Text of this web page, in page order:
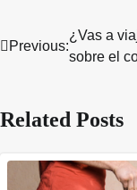
Post
Previous:
¿Vas a
sobre el
Related Posts